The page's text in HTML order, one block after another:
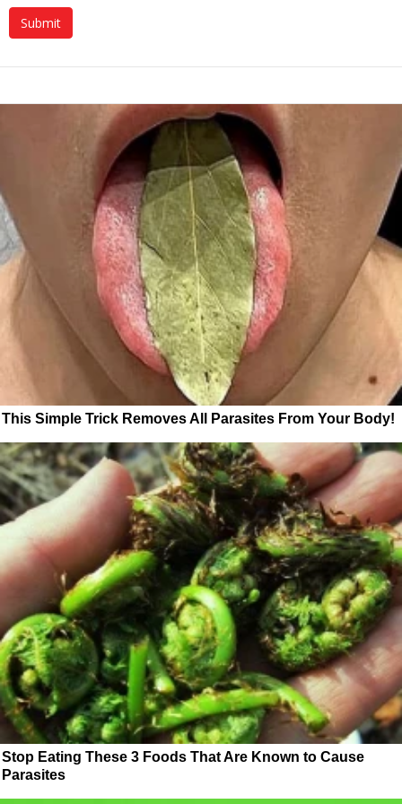
This Simple Trick Removes All Parasites From Your Body!
Stop Eating These 3 Foods That Are Known to Cause
Parasites